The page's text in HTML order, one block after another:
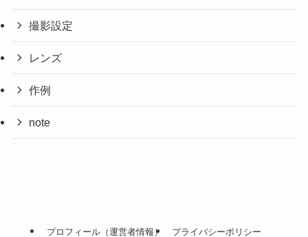
撮影設定
レンズ
作例
note
プロフィール（運営者情報） プライバシーポリシー